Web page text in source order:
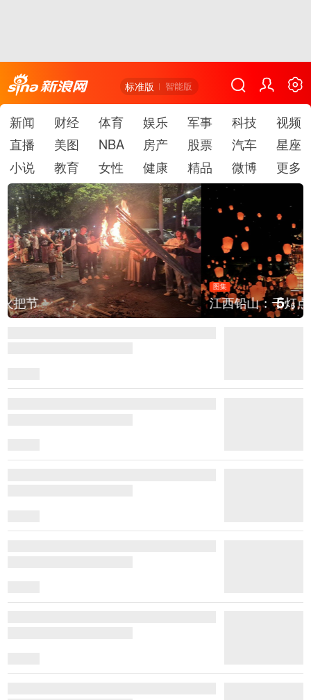
标准版 智能版
新闻 财经 体育 娱乐 军事 科技
视频
直播
美图 NBA 房产 股票 汽车
星座
小说
教育 女性 健康 精品 微博 更多
图集
江西铅山：千灯点亮葛仙村 5/6